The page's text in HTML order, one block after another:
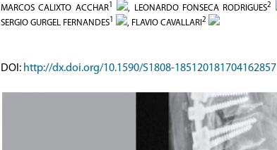
MARCOS CALIXTO ACCHAR1 , LEONARDO FONSECA RODRIGUES2
SERGIO GURGEL FERNANDES1 , FLAVIO CAVALLARI 2
DOI: http://dx.doi.org/10.1590/S1808-185120181704162857